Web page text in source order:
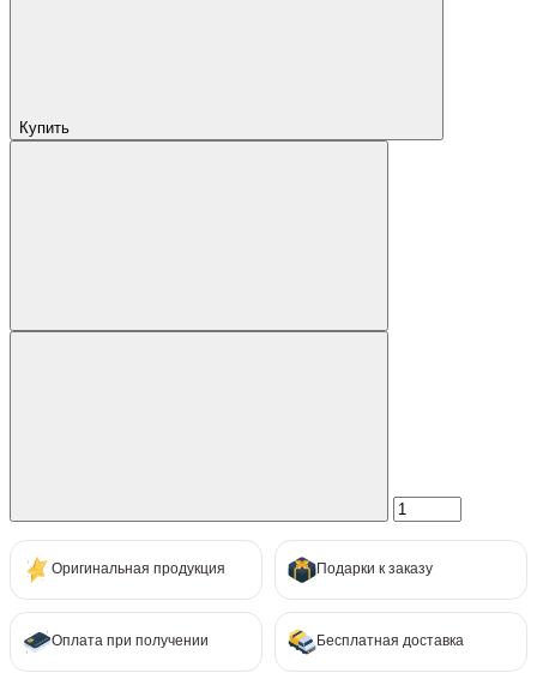
Купить
Оригинальная продукция Подарки к заказу
Оплата при получении Бесплатная доставка